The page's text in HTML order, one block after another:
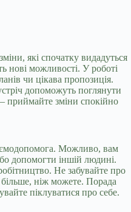
які спочатку видадуться
нові можливості. У роботі
чи цікава пропозиція.
допоможуть поглянути
приймайте зміни спокійно
Можливо, вам
допомогти іншій людині.
Не забувайте про
більше, ніж можете. Порада
піклуватися про себе.